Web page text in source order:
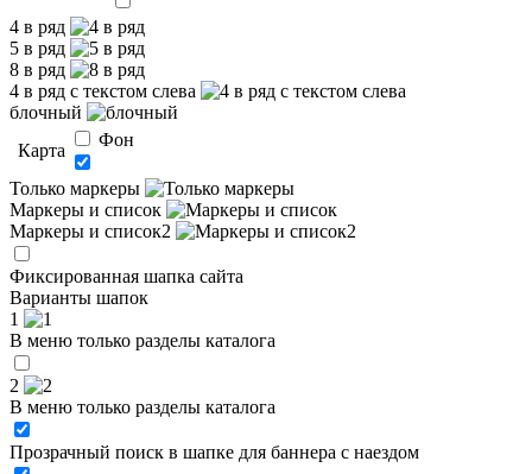
4 в ряд
5 в ряд
8 в ряд
4 в ряд с текстом слева
блочный
Карта
Фон
Только маркеры
Маркеры и список
Маркеры и список2
Фиксированная шапка сайта
Варианты шапок
1
В меню только разделы каталога
2
В меню только разделы каталога
Прозрачный поиск в шапке для баннера с наездом